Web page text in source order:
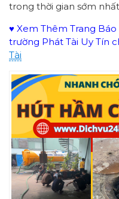
trong thời gian sớm
♥ Xem Thêm Trang
trường Phát Tài Uy Tín
Tài